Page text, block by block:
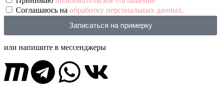
Соглашаюсь на обработку персональных данных.
Записаться на примерку
или напишите в мессенджеры